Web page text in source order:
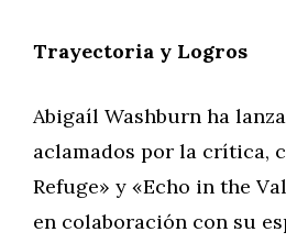
Trayectoria y Logros
Abigaíl Washburn ha
aclamados por la crítica,
Refuge» y «Echo in the
en colaboración con su